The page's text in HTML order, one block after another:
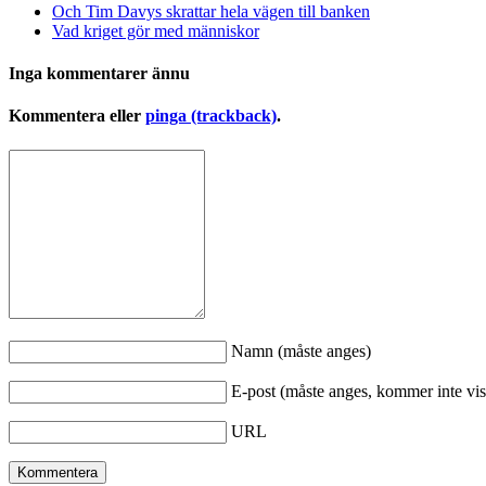
Och Tim Davys skrattar hela vägen till banken
Vad kriget gör med människor
Inga kommentarer ännu
Kommentera eller pinga (trackback).
Namn (måste anges)
E-post (måste anges, kommer inte
URL